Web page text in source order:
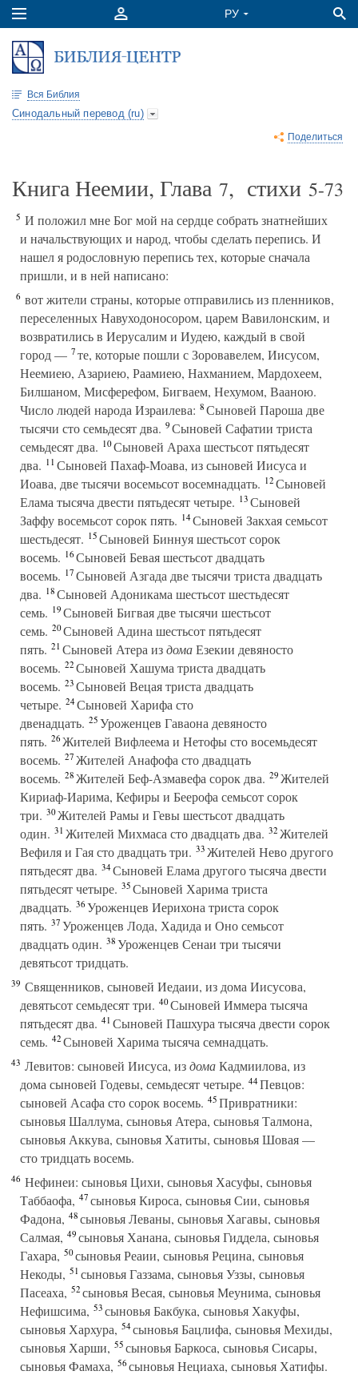
Вся Библия
Синодальный перевод (ru)
Поделиться
Книга Неемии, Глава 7, стихи 5-73
5 И положил мне Бог мой на сердце собрать знатнейших
и начальствующих и народ, чтобы сделать перепись. И
нашел я родословную перепись тех, которые сначала
пришли, и в ней написано:
6 вот жители страны, которые отправились из пленников,
переселенных Навуходоносором, царем Вавилонским, и
возвратились в Иерусалим и Иудею, каждый в свой
город — 7те, которые пошли с Зоровавелем, Иисусом,
Неемиею, Азариею, Раамиею, Нахманием, Мардохеем,
Билшаном, Мисферефом, Бигваем, Нехумом, Вааною.
Число людей народа Израилева: 8Сыновей Пароша две
тысячи сто семьдесят два. 9Сыновей Сафатии триста
семьдесят два. 10Сыновей Араха шестьсот пятьдесят
два. 11Сыновей Пахаф-Моава, из сыновей Иисуса и
Иоава, две тысячи восемьсот восемнадцать. 12Сыновей
Елама тысяча двести пятьдесят четыре. 13Сыновей
Заффу восемьсот сорок пять. 14Сыновей Закхая семьсот
шестьдесят. 15Сыновей Биннуя шестьсот сорок
восемь. 16Сыновей Бевая шестьсот двадцать
восемь. 17Сыновей Азгада две тысячи триста двадцать
два. 18Сыновей Адоникама шестьсот шестьдесят
семь. 19Сыновей Бигвая две тысячи шестьсот
семь. 20Сыновей Адина шестьсот пятьдесят
пять. 21Сыновей Атера издомаЕзекии девяносто
восемь. 22Сыновей Хашума триста двадцать
восемь. 23Сыновей Вецая триста двадцать
четыре. 24Сыновей Харифа сто
двенадцать. 25Уроженцев Гаваона девяносто
пять. 26Жителей Вифлеема и Нетофы сто восемьдесят
восемь. 27Жителей Анафофа сто двадцать
восемь. 28Жителей Беф-Азмавефа сорок два. 29Жителей
Кириаф-Иарима, Кефиры и Беерофа семьсот сорок
три. 30Жителей Рамы и Гевы шестьсот двадцать
один. 31Жителей Михмаса сто двадцать два. 32Жителей
Вефиля и Гая сто двадцать три. 33Жителей Нево другого
пятьдесят два. 34Сыновей Елама другого тысяча двести
пятьдесят четыре. 35Сыновей Харима триста
двадцать. 36Уроженцев Иерихона триста сорок
пять. 37Уроженцев Лода, Хадида и Оно семьсот
двадцать один. 38Уроженцев Сенаи три тысячи
девятьсот тридцать.
39 Священников, сыновей Иедаии, из дома Иисусова,
девятьсот семьдесят три. 40Сыновей Иммера тысяча
пятьдесят два. 41Сыновей Пашхура тысяча двести сорок
семь. 42Сыновей Харима тысяча семнадцать.
43 Левитов: сыновей Иисуса, издомаКадмиилова, из
дома сыновей Годевы, семьдесят четыре. 44Певцов:
сыновей Асафа сто сорок восемь. 45Привратники:
сыновья Шаллума, сыновья Атера, сыновья Талмона,
сыновья Аккува, сыновья Хатиты, сыновья Шовая —
сто тридцать восемь.
46 Нефинеи: сыновья Цихи, сыновья Хасуфы, сыновья
Таббаофа, 47сыновья Кироса, сыновья Сии, сыновья
Фадона, 48сыновья Леваны, сыновья Хагавы, сыновья
Салмая, 49сыновья Ханана, сыновья Гиддела, сыновья
Гахара, 50сыновья Реаии, сыновья Рецина, сыновья
Некоды, 51сыновья Газзама, сыновья Уззы, сыновья
Пасеаха, 52сыновья Весая, сыновья Меунима, сыновья
Нефишсима, 53сыновья Бакбука, сыновья Хакуфы,
сыновья Хархура, 54сыновья Бацлифа, сыновья Мехиды,
сыновья Харши, 55сыновья Баркоса, сыновья Сисары,
сыновья Фамаха, 56сыновья Нециаха, сыновья Хатифы.